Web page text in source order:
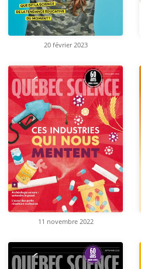
20 février 2023
11 novembre 2022